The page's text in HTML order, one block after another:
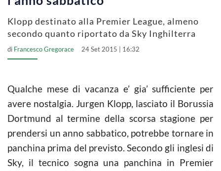
Klopp destinato alla Premier League, almeno
secondo quanto riportato da Sky Inghilterra
di Francesco Gregorace 24 Set 2015 | 16:32
Qualche mese di vacanza e’ gia’ sufficiente per
avere nostalgia. Jurgen Klopp, lasciato il Borussia
Dortmund al termine della scorsa stagione per
prendersi un anno sabbatico, potrebbe tornare in
panchina prima del previsto. Secondo gli inglesi di
Sky, il tecnico sogna una panchina in Premier